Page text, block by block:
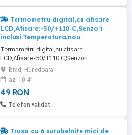
Ounce ...
Termometru digital,cu afisare
LCD,Afisare:-50/+110 C,Senzori
inclusi:Temperatura,nou.
Termometru digital,cu afisare
LCD,Afisare:-50/+110 C,Senzori
inclusi:Temperatura,nou. Este un
instrument pentru monitorizarea
temperaturii cu afisare LCD.Afiseaza in
mod clar si direct temperatura in timp
real,doar in grade Celsius.Design
alimenteaza cu 2 baterii tip ...
Brad, Hunedoara
azi 10:41
49 RON
Telefon validat
Trusa cu 6 surubelnite mici de